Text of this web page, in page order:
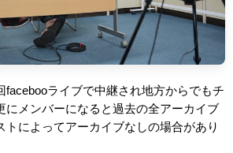
facebooライブで中継され地方からでもチ
にメンバーになると過去の全アーカイブ
トによってアーカイブなしの場合があり